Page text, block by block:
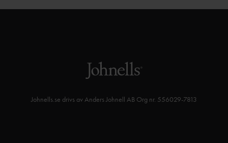
Johnells.se drivs av Anders Johnell AB Org nr. 556029-7813